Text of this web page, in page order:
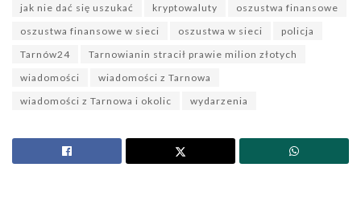
jak nie dać się uszukać
kryptowaluty
oszustwa finansowe
oszustwa finansowe w sieci
oszustwa w sieci
policja
Tarnów24
Tarnowianin stracił prawie milion złotych
wiadomości
wiadomości z Tarnowa
wiadomości z Tarnowa i okolic
wydarzenia